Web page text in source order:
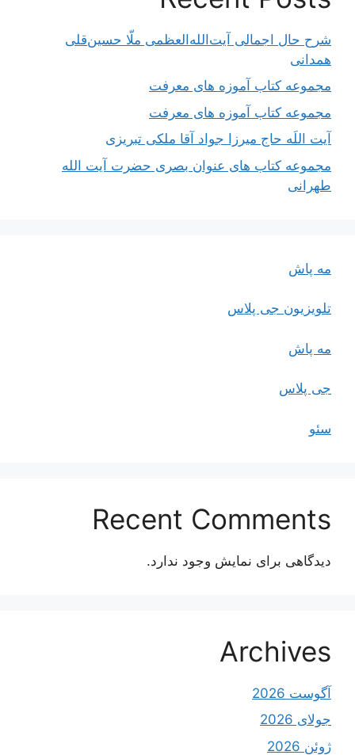
شرح حال اجمالی آیت‌الله‌العظمی ملّا حسین‌قلی
همدانی
مجموعه کتاب آموزه های معرفت
مجموعه کتاب آموزه های معرفت
آیت اللَه حاج میرزا جواد آقا ملکی تبریزی
مجموعه کتاب های عنوان بصری حضرت آیت الله
طهرانی
مه پاش
تلویزیون جی پلاس
مه پاش
جی پلاس
سئو
Recent Comments
دیدگاهی برای نمایش وجود ندارد.
Archives
آگوست 2026
جولای 2026
ژوئن 2026